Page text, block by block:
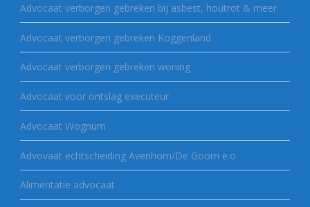
Advocaat verborgen gebreken bij asbest, houtrot & meer
Advocaat verborgen gebreken Koggenland
Advocaat verborgen gebreken woning
Advocaat voor ontslag executeur
Advocaat Wognum
Advovaat echtscheiding Avenhorn/De Goorn e.o
Alimentatie advocaat